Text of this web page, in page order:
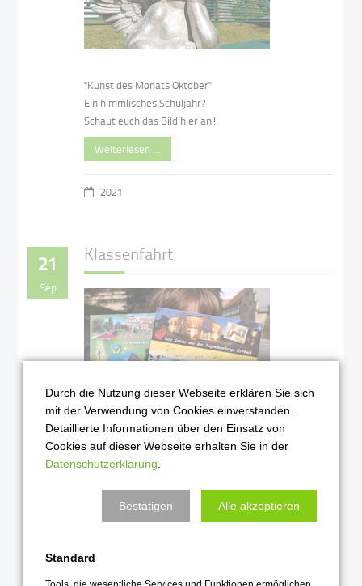
"Kunst des Monats Oktober"
Ein himmlisches Schuljahr?
Schaut euch das Bild hier an!
Weiterlesen …
2021
21
Sep
Klassenfahrt
Die Klassen 6c und 6d
hatten eine tolle
Fahrt nach Korbach
Weiterlesen …
Durch die Nutzung dieser Webseite erklären Sie sich
mit der Verwendung von Cookies einverstanden.
Detaillierte Informationen über den Einsatz von
Cookies auf dieser Webseite erhalten Sie in der
Datenschutzerklärung
Bestätigen Alle akzeptieren
Standard